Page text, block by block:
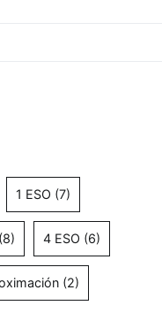
1 ESO (7)
(8) 4 ESO (6)
(2)